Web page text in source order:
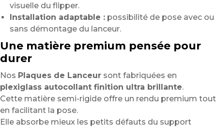
visuelle du flipper.
Installation adaptable : possibilité de pose avec ou
sans démontage du lanceur.
Une matière premium pensée pour
durer
Nos Plaques de Lanceur sont fabriquées en
plexiglass autocollant finition ultra brillante.
Cette matière semi-rigide offre un rendu premium tout
en facilitant la pose.
Elle absorbe mieux les petits défauts du support